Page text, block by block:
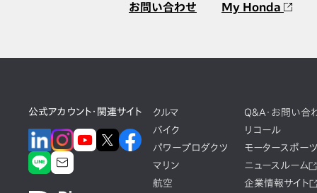
お問い合わせ My Honda
公式アカウント・関連サイト
クルマ
バイク
パワープロダクツ
マリン
航空
Q&A・お問い合
リコール
モータースポーツ
ニュースルーム
企業情報サイト